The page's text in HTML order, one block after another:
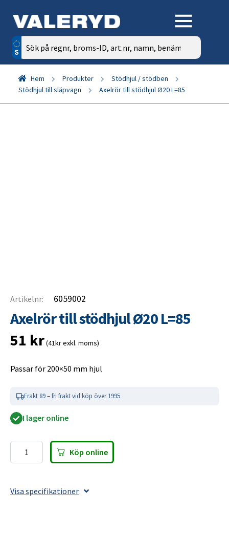
Sök
efter:
Hem Produkter
Stödhjul / stödben
Stödhjul till släpvagn
Axelrör till stödhjul Ø20 L=85
Artikelnr: 6059002
Axelrör till stödhjul Ø20 L=85
51 kr(41kr exkl. moms)
Passar för 200×50 mm hjul
Frakt 89 – fri frakt vid köp över 1995
I lager online
Axelrör
Ø20
Köp online
Visa specifikationer